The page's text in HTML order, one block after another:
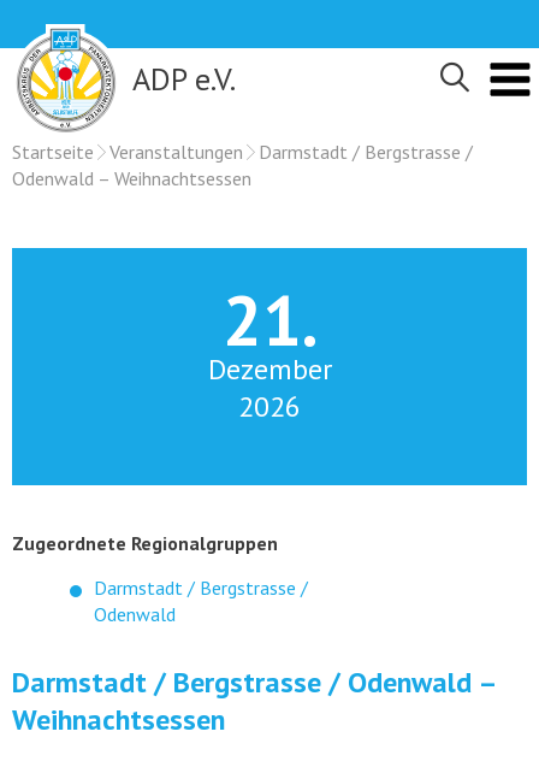
content
ADP e.V.
Startseite Veranstaltungen
Darmstadt / Bergstrasse /
Odenwald – Weihnachtsessen
21.
Dezember
2026
Zugeordnete Regionalgruppen
Darmstadt / Bergstrasse /
Odenwald
Darmstadt / Bergstrasse / Odenwald –
Weihnachtsessen